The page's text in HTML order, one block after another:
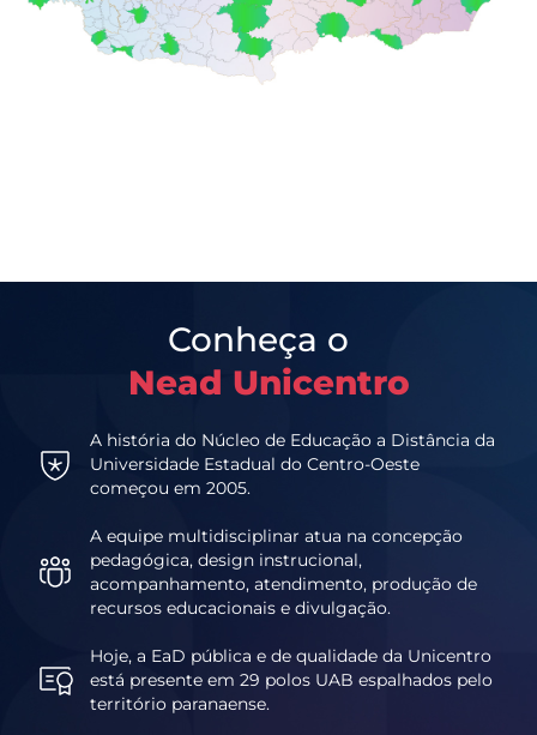
Conheça o
Nead Unicentro
A história do Núcleo de Educação a Distância da
Universidade Estadual do Centro-Oeste
começou em 2005.
A equipe multidisciplinar atua na concepção
pedagógica, design instrucional,
acompanhamento, atendimento, produção de
recursos educacionais e divulgação.
Hoje, a EaD pública e de qualidade da Unicentro
está presente em 29 polos UAB espalhados pelo
território paranaense.